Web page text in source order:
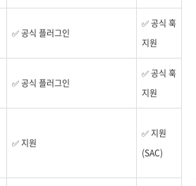
✅ 공식 플러그인
✅ 공식 훅
지원
✅ 공식 플러그인
✅ 공식 훅
지원
✅ 지원
✅ 지원
(SAC)